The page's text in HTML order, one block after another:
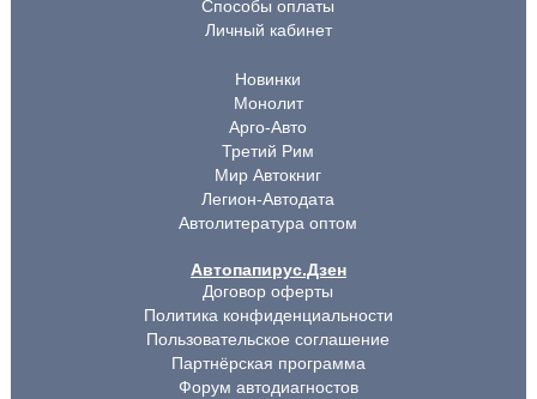
Способы оплаты
Личный кабинет
Новинки
Монолит
Арго-Авто
Третий Рим
Мир Автокниг
Легион-Автодата
Автолитература оптом
Автопапирус.Дзен
Договор оферты
Политика конфиденциальности
Пользовательское соглашение
Партнёрская программа
Форум автодиагностов